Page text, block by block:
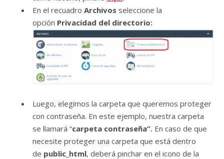
En el recuadro Archivos seleccione la
opción Privacidad del directorio:
Luego, elegimos la carpeta que queremos proteger
con contraseña. En este ejemplo, nuestra carpeta
se llamará “carpeta contraseña”. En caso de que
necesite proteger una carpeta que está dentro
de public_html, deberá pinchar en el icono de la